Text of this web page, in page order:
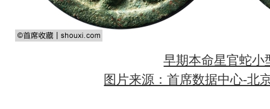
早期本命星官蛇小
图片来源：首席数据中心-北